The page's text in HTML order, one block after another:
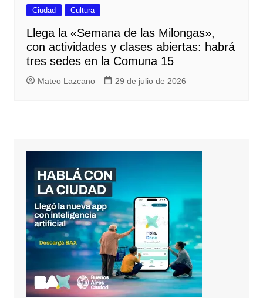
Ciudad Cultura
Llega la «Semana de las Milongas»,
con actividades y clases abiertas: habrá
tres sedes en la Comuna 15
Mateo Lazcano 29 de julio de 2026